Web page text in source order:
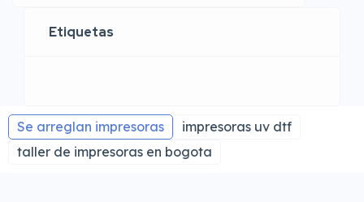
Etiquetas
Se arreglan impresoras
impresoras uv dtf
taller de impresoras en bogota